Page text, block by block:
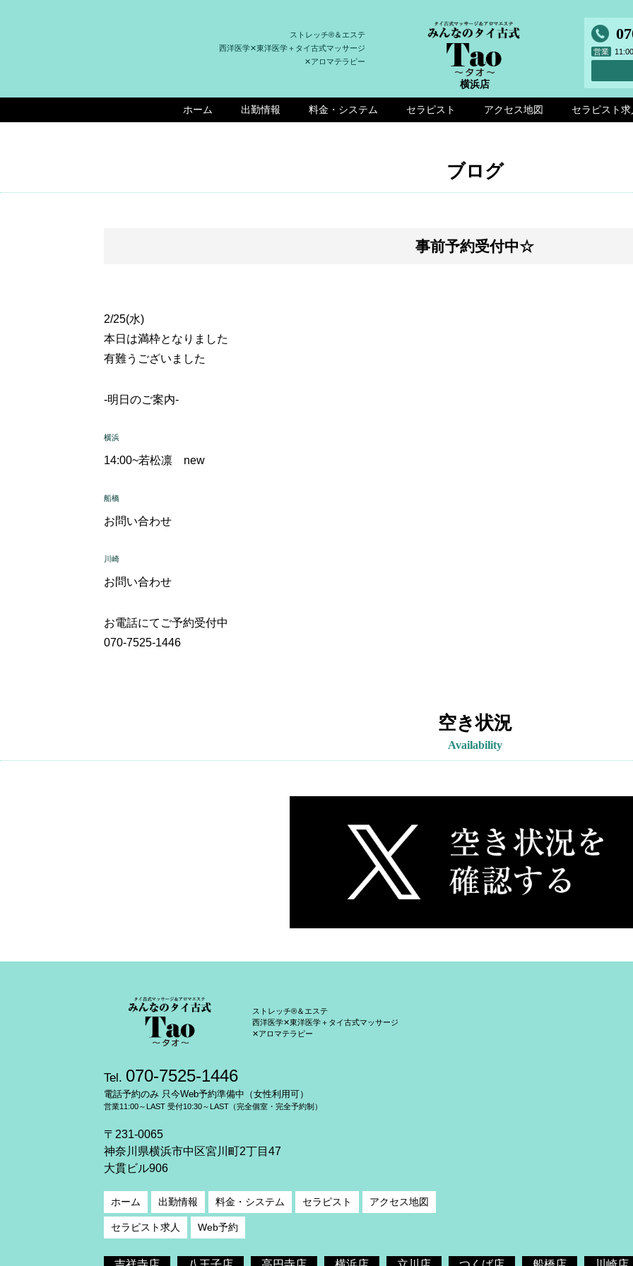
ストレッチ®＆エステ
西洋医学✕東洋医学＋タイ古式マッサージ
✕アロマテラピー
横浜店
営業
ホーム 出勤情報 料金・システム セラピスト アクセス地図 セラピスト求
ブログ
事前予約受付中☆
2/25(水)
本日は満枠となりました
有難うございました
-明日のご案内-
横浜
14:00~若松凛 new
船橋
お問い合わせ
川崎
お問い合わせ
お電話にてご予約受付中
070-7525-1446
空き状況
Availability
ストレッチ®＆エステ
西洋医学✕東洋医学＋タイ古式マッサージ
✕アロマテラピー
Tel. 070-7525-1446
電話予約のみ 只今Web予約準備中（女性利用可）
営業11:00～LAST 受付10:30～LAST（完全個室・完全予約制）
〒231-0065
神奈川県横浜市中区宮川町2丁目47
大貫ビル906
ホーム 出勤情報 料金・システム セラピスト アクセス地図
セラピスト求人 Web予約